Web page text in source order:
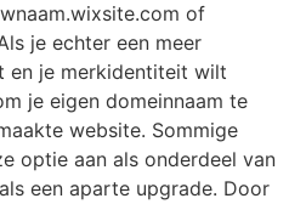
of
je echter een meer
en je merkidentiteit wilt
je eigen domeinnaam te
website. Sommige
optie aan als onderdeel van
een aparte upgrade. Door